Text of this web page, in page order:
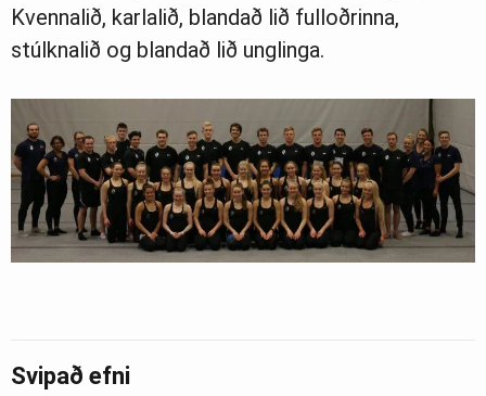
Kvennalið, karlalið, blandað lið fulloðrinna,
stúlknalið og blandað lið unglinga.
Svipað efni